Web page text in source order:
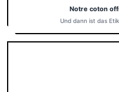
Notre coton
Und dann ist das